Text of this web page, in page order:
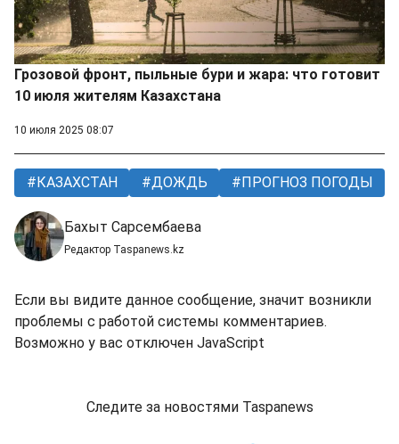
Грозовой фронт, пыльные бури и жара: что готовит
10 июля жителям Казахстана
10 июля 2025 08:07
КАЗАХСТАН ДОЖДЬ ПРОГНОЗ ПОГОДЫ
Бахыт Сарсембаева
Редактор Taspanews.kz
Если вы видите данное сообщение, значит возникли
проблемы с работой системы комментариев.
Возможно у вас отключен JavaScript
Следите за новостями Taspanews